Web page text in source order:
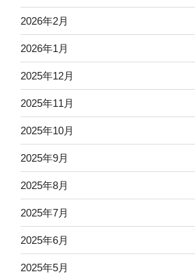
2026年2月
2026年1月
2025年12月
2025年11月
2025年10月
2025年9月
2025年8月
2025年7月
2025年6月
2025年5月